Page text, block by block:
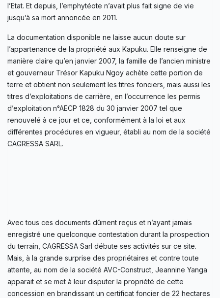
l’Etat. Et depuis, l’emphytéote n’avait plus fait signe de vie
jusqu’à sa mort annoncée en 2011.
La documentation disponible ne laisse aucun doute sur
l’appartenance de la propriété aux Kapuku. Elle renseigne de
manière claire qu’en janvier 2007, la famille de l’ancien ministre
et gouverneur Trésor Kapuku Ngoy achète cette portion de
terre et obtient non seulement les titres fonciers, mais aussi les
titres d’exploitations de carrière, en l’occurrence les permis
d’exploitation n°AECP 1828 du 30 janvier 2007 tel que
renouvelé à ce jour et ce, conformément à la loi et aux
différentes procédures en vigueur, établi au nom de la société
CAGRESSA SARL.
Avec tous ces documents dûment reçus et n’ayant jamais
enregistré une quelconque contestation durant la prospection
du terrain, CAGRESSA Sarl débute ses activités sur ce site.
Mais, à la grande surprise des propriétaires et contre toute
attente, au nom de la société AVC-Construct, Jeannine Yanga
apparait et se met à leur disputer la propriété de cette
concession en brandissant un certificat foncier de 22 hectares